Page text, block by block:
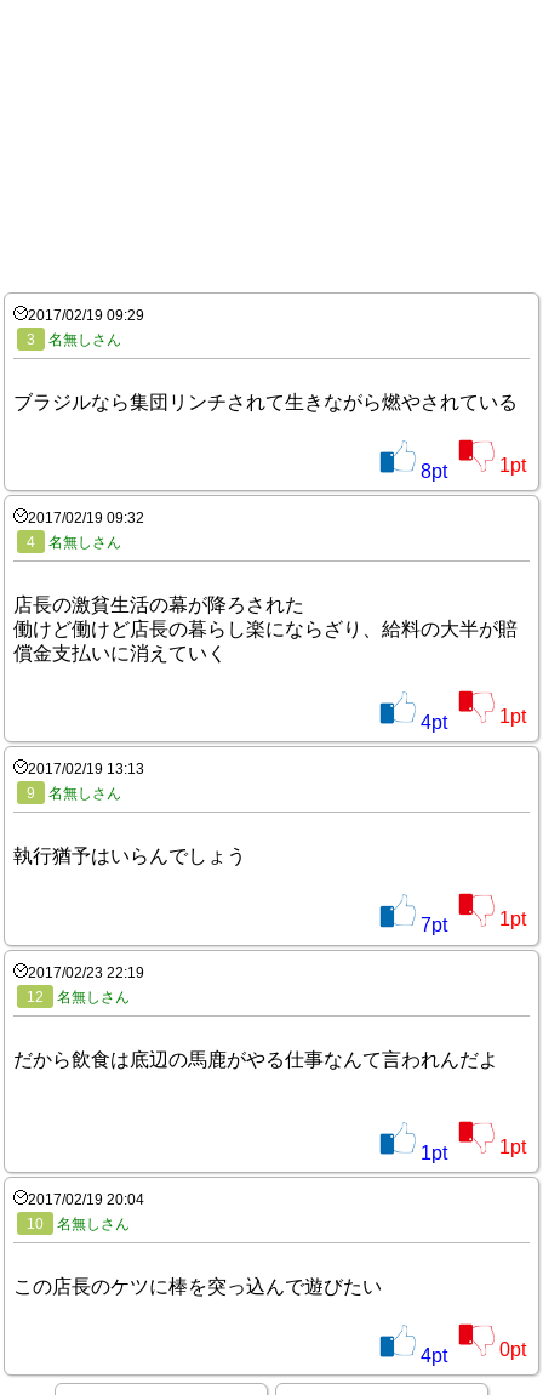
2017/02/19 09:29
3
名無しさん
ブラジルなら集団リンチされて生きながら燃やされている
8pt 1pt
2017/02/19 09:32
4
名無しさん
店長の激貧生活の幕が降ろされた
働けど働けど店長の暮らし楽にならざり、給料の大半が賠
償金支払いに消えていく
4pt 1pt
2017/02/19 13:13
9
名無しさん
執行猶予はいらんでしょう
7pt 1pt
2017/02/23 22:19
12
名無しさん
だから飲食は底辺の馬鹿がやる仕事なんて言われんだよ
1pt 1pt
2017/02/19 20:04
10
名無しさん
この店長のケツに棒を突っ込んで遊びたい
4pt 0pt